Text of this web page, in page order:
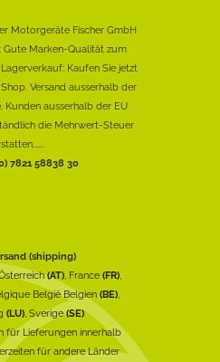
Motorgeräte Fischer GmbH
Gute Marken-Qualität zum
Kaufen Sie jetzt
Versand ausserhalb der
Kunden ausserhalb der EU
die Mehrwert-Steuer
7821 58838 30
(shipping)
(AT), France (FR),
België Belgien (BE),
(LU), Sverige(SE)
für Lieferungen innerhalb
für andere Länder